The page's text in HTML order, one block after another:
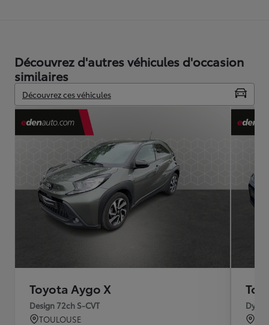
Découvrez d'autres véhicules d'occasion
similaires
Découvrez ces véhicules
Toyota Aygo X
Design 72ch S-CVT
TOULOUSE